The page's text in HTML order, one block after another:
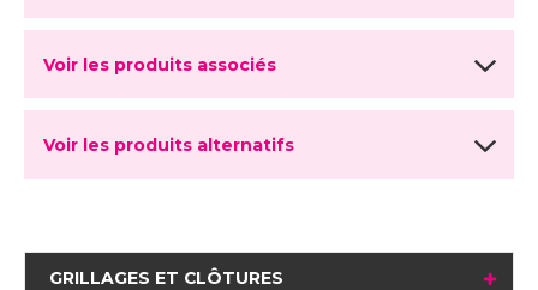
Voir les produits associés
Voir les produits alternatifs
GRILLAGES ET CLÔTURES